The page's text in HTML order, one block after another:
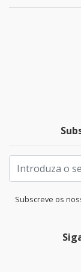
Subscreve os